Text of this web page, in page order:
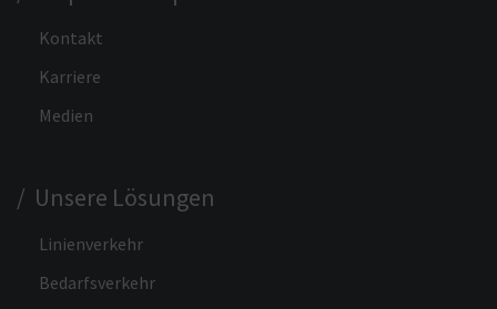
Kontakt
Karriere
Medien
/ Unsere Lösungen
Linienverkehr
Bedarfsverkehr